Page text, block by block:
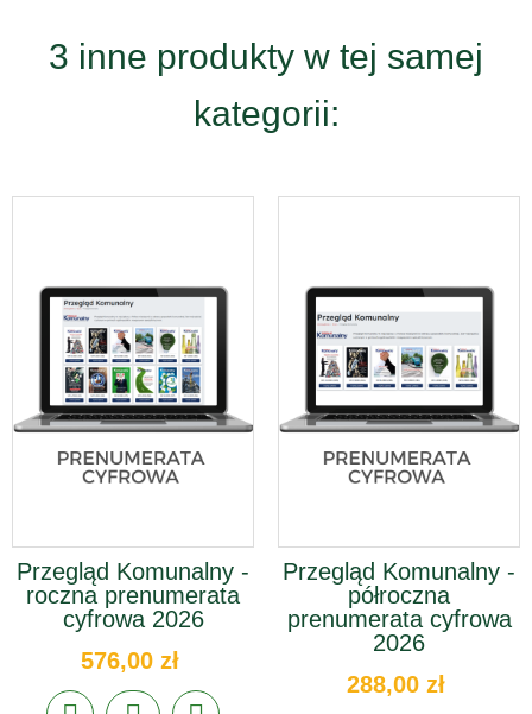
3 inne produkty w tej samej
kategorii:
Przegląd Komunalny -
roczna prenumerata
cyfrowa 2026
576,00 zł
Przegląd Komunalny -
półroczna
prenumerata cyfrowa
2026
288,00 zł